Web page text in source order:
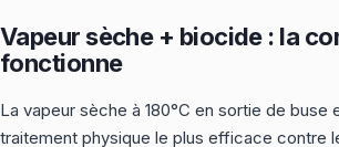
Vapeur sèche + biocide : la
fonctionne
La vapeur sèche à 180°C en sortie de buse
traitement physique le plus efficace contre